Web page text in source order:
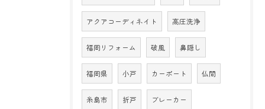
アクアコーディネイト 高圧洗浄
福岡リフォーム 破風 鼻隠し
福岡県 小戸 カーポート 仏間
糸島市 折戸 ブレーカー